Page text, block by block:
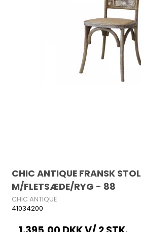
CHIC ANTIQUE FRANSK STOL
M/FLETSÆDE/RYG - 88
CHIC ANTIQUE
41034200